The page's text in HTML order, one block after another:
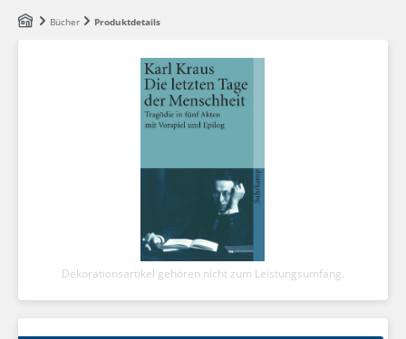
Zum Hauptinhalt springen
Bücher Produktdetails
Dekorationsartikel gehören nicht zum Leistungsumfang.